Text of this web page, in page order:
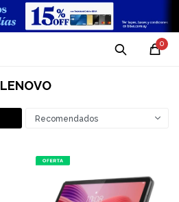
0
LENOVO
Recomendados